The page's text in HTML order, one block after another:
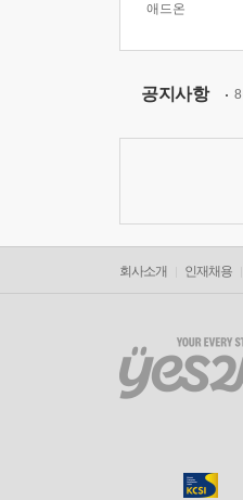
애드온
공지사항
회사소개 인재채용